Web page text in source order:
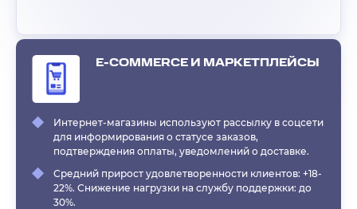
E-COMMERCE И МАРКЕТПЛЕЙСЫ
Интернет-магазины используют рассылку в соцсети
для информирования о статусе заказов,
подтверждения оплаты, уведомлений о доставке.
Средний прирост удовлетворенности клиентов: +18-
22%. Снижение нагрузки на службу поддержки: до
30%.